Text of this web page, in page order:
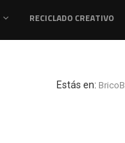
RECICLADO CREATIVO
Estás en: